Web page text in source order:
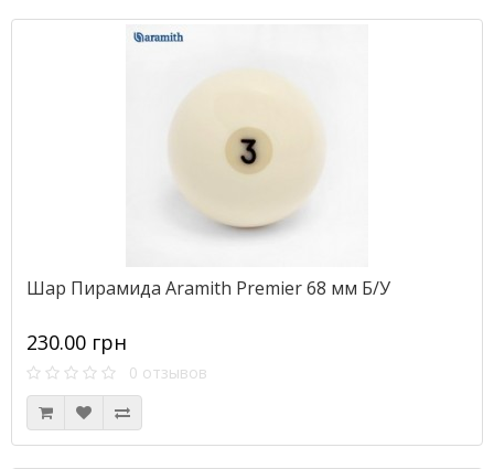
Шар Пирамида Aramith Premier 68 мм Б/У
230.00 грн
0 отзывов